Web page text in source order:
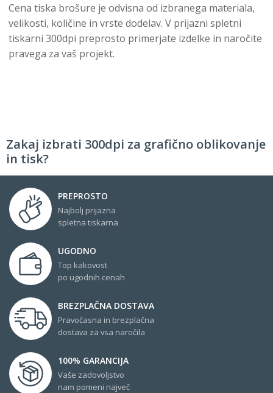
Cena tiska brošure je odvisna od izbranega materiala,
velikosti, količine in vrste dodelav. V prijazni spletni
tiskarni 300dpi preprosto primerjate izdelke in naročite
pravega za vaš projekt.
Zakaj izbrati 300dpi za grafično oblikovanje
in tisk?
PREPROSTO
Najbolj prijazna
spletna tiskarna
UGODNO
Top kakovost
po ugodnih cenah
BREZPLAČNA DOSTAVA
Pravočasna in brezplačna
dostava za vsa naročila
100% GARANCIJA
Vaše zadovoljstvo
nam pomeni največ